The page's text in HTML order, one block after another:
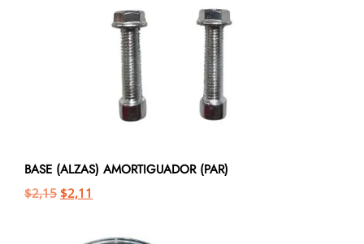
BASE (ALZAS) AMORTIGUADOR (PAR)
$2,15 $2,11